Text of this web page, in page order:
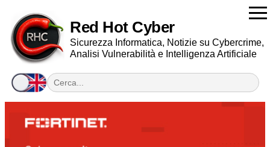
Red Hot Cyber
Sicurezza Informatica, Notizie su Cybercrime,
Analisi Vulnerabilità e Intelligenza Artificiale